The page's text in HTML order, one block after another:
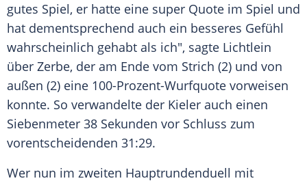
gutes Spiel, er hatte eine super Quote im Spiel und
hat dementsprechend auch ein besseres Gefühl
wahrscheinlich gehabt als ich", sagte Lichtlein
über Zerbe, der am Ende vom Strich (2) und von
außen (2) eine 100-Prozent-Wurfquote vorweisen
konnte. So verwandelte der Kieler auch einen
Siebenmeter 38 Sekunden vor Schluss zum
vorentscheidenden 31:29.
Wer nun im zweiten Hauptrundenduell mit